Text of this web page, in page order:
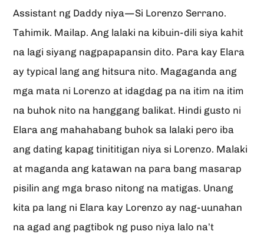
Assistant ng Daddy niya—Si Lorenzo Serrano.
Tahimik. Mailap. Ang lalaki na kibuin-dili siya kahit
na lagi siyang nagpapapansin dito. Para kay Elara
ay typical lang ang hitsura nito. Magaganda ang
mga mata ni Lorenzo at idagdag pa na itim na itim
na buhok nito na hanggang balikat. Hindi gusto ni
Elara ang mahahabang buhok sa lalaki pero iba
ang dating kapag tinititigan niya si Lorenzo. Malaki
at maganda ang katawan na para bang masarap
pisilin ang mga braso nitong na matigas. Unang
kita pa lang ni Elara kay Lorenzo ay nag-uunahan
na agad ang pagtibok ng puso niya lalo na’t